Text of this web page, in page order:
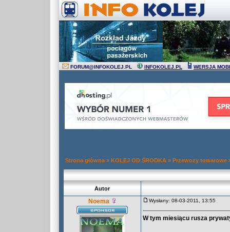
FORUM@INFOKOLEJ.PL INFOKOLEJ.PL WERSJA
Strona główna » KOLEJ OD ŚRODKA » Przewozy towarowe
Autor
Noema Wysłany: 08-03-2011, 13:55
W tym miesiącu rusza